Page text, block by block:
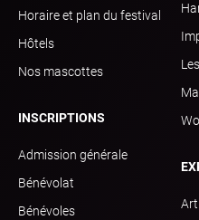
Horaire et plan du festival
Hôtels
Nos mascottes
INSCRIPTIONS
Admission générale
Bénévolat
Bénévoles